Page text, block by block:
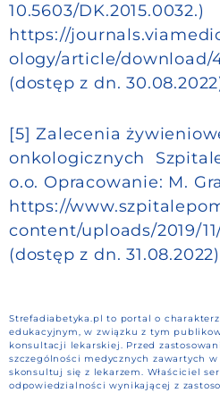
10.5603/DK.2015.0032.)
https://
ology/article/download/
(dostęp z dn.
[5] Zalecenia
onkologicznych
o.o. Opracowanie: M.
https://
content/uploads/2019/
(dostęp z dn. 31.08.2022)
Strefadiabetyka.pl to portal o
edukacyjnym, w związku z tym
konsultacji lekarskiej. Przed
szczególności medycznych zawartych
skonsultuj się z lekarzem. Właściciel
odpowiedzialności wynikającej z